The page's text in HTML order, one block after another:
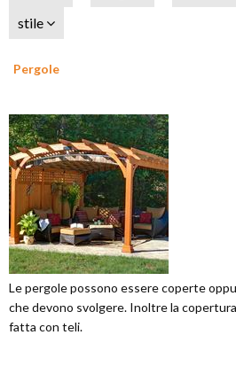
stile
Pergole
Le pergole possono essere coperte
che devono svolgere. Inoltre la
fatta con teli.